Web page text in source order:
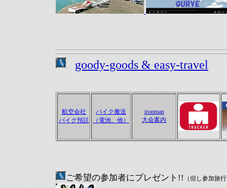
goody-goods & easy-travel
航空会社
バイク預託
バイク搬送
（電池、他）
ironman
大会案内
ご希望の参加者にプレゼント!! （但し参加旅